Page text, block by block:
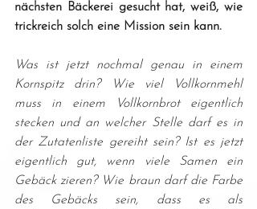
nächsten Bäckerei gesucht hat, weiß, wie
trickreich solch eine Mission sein kann.
Was ist jetzt nochmal genau in einem
Kornspitz drin? Wie viel Vollkornmehl
muss in einem Vollkornbrot eigentlich
stecken und an welcher Stelle darf es in
der Zutatenliste gereiht sein? Ist es jetzt
eigentlich gut, wenn viele Samen ein
Gebäck zieren? Wie braun darf die Farbe
des Gebäcks sein, dass es als